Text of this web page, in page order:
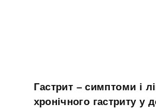
Гастрит – симптоми і
хронічного гастриту у